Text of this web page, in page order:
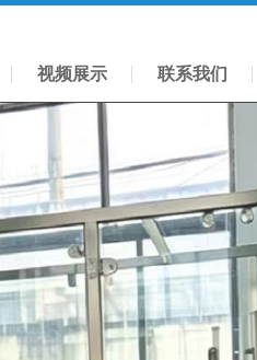
视频展示 联系我们